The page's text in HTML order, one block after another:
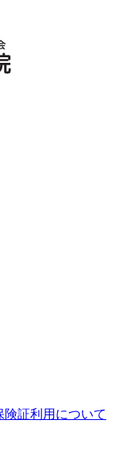
証利用について